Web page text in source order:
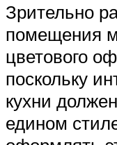
Зрительно
помещения
цветового
поскольку
кухни
едином